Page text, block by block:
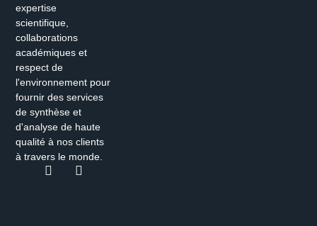
expertise
scientifique,
collaborations
académiques et
respect de
l'environnement pour
fournir des services
de synthèse et
d'analyse de haute
qualité à nos clients
à travers le monde.